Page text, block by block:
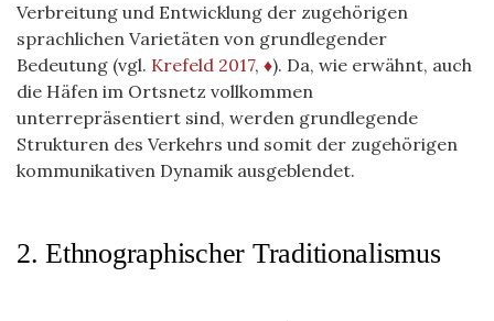
Verbreitung und Entwicklung der zugehörigen
sprachlichen Varietäten von grundlegender
Bedeutung (vgl. Krefeld 2017, ♦). Da, wie erwähnt, auch
die Häfen im Ortsnetz vollkommen
unterrepräsentiert sind, werden grundlegende
Strukturen des Verkehrs und somit der zugehörigen
kommunikativen Dynamik ausgeblendet.
2. Ethnographischer Traditionalismus